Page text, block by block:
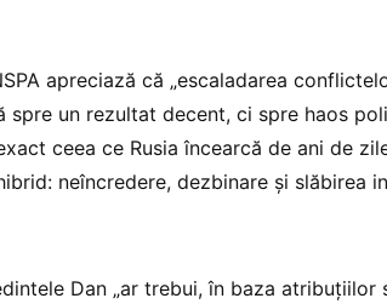
apreciază că „escaladarea
spre un rezultat decent, ci spre haos
ceea ce Rusia încearcă de ani de
neîncredere, dezbinare și slăbirea
Dan „ar trebui, în baza atribuțiilor